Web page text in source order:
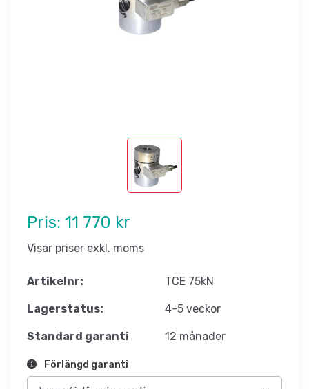
Pris: 11 770 kr
Visar priser exkl. moms
Artikelnr: TCE 75kN
Lagerstatus: 4-5 veckor
Standard garanti 12 månader
Förlängd garanti